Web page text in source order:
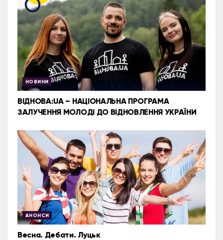
НОВИНИ
ВІДНОВА:UA – НАЦІОНАЛЬНА ПРОГРАМА
ЗАЛУЧЕННЯ МОЛОДІ ДО ВІДНОВЛЕННЯ УКРАЇНИ
АНОНСИ
Весна. Дебати. Луцьк